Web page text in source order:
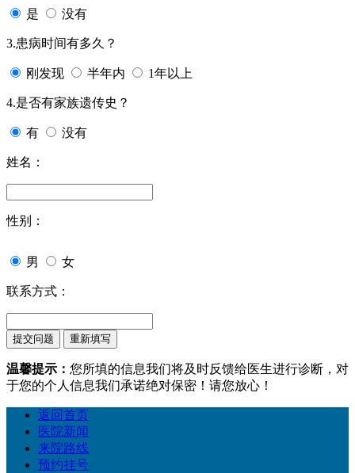
是 没有
3.患病时间有多久？
刚发现 半年内 1年以上
4.是否有家族遗传史？
有 没有
姓名：
性别：
男 女
联系方式：
温馨提示： 您所填的信息我们将及时反馈给医生进行诊断，对
于您的个人信息我们承诺绝对保密！请您放心！
返回首页
医院新闻
来院路线
预约挂号